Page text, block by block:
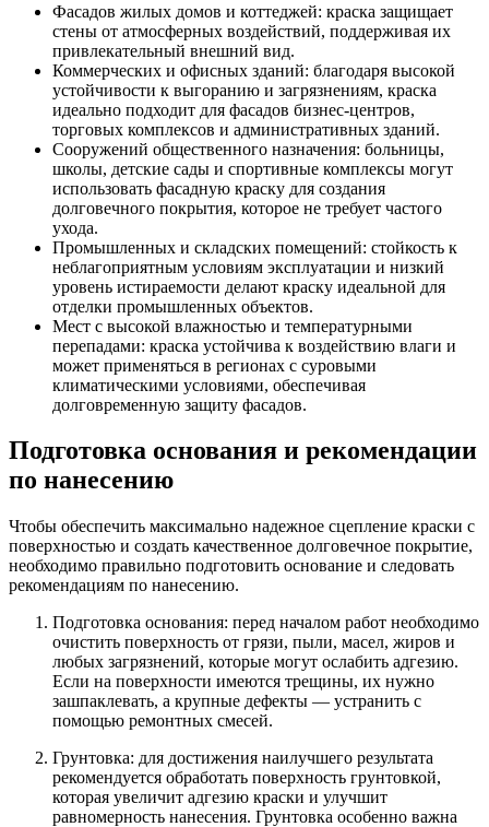
Фасадов жилых домов и коттеджей: краска защищает
стены от атмосферных воздействий, поддерживая их
привлекательный внешний вид.
Коммерческих и офисных зданий: благодаря высокой
устойчивости к выгоранию и загрязнениям, краска
идеально подходит для фасадов бизнес-центров,
торговых комплексов и административных зданий.
Сооружений общественного назначения: больницы,
школы, детские сады и спортивные комплексы могут
использовать фасадную краску для создания
долговечного покрытия, которое не требует частого
ухода.
Промышленных и складских помещений: стойкость к
неблагоприятным условиям эксплуатации и низкий
уровень истираемости делают краску идеальной для
отделки промышленных объектов.
Мест с высокой влажностью и температурными
перепадами: краска устойчива к воздействию влаги и
может применяться в регионах с суровыми
климатическими условиями, обеспечивая
долговременную защиту фасадов.
Подготовка основания и рекомендации
по нанесению
Чтобы обеспечить максимально надежное сцепление краски с
поверхностью и создать качественное долговечное покрытие,
необходимо правильно подготовить основание и следовать
рекомендациям по нанесению.
Подготовка основания: перед началом работ необходимо
очистить поверхность от грязи, пыли, масел, жиров и
любых загрязнений, которые могут ослабить адгезию.
Если на поверхности имеются трещины, их нужно
зашпаклевать, а крупные дефекты — устранить с
помощью ремонтных смесей.
Грунтовка: для достижения наилучшего результата
рекомендуется обработать поверхность грунтовкой,
которая увеличит адгезию краски и улучшит
равномерность нанесения. Грунтовка особенно важна